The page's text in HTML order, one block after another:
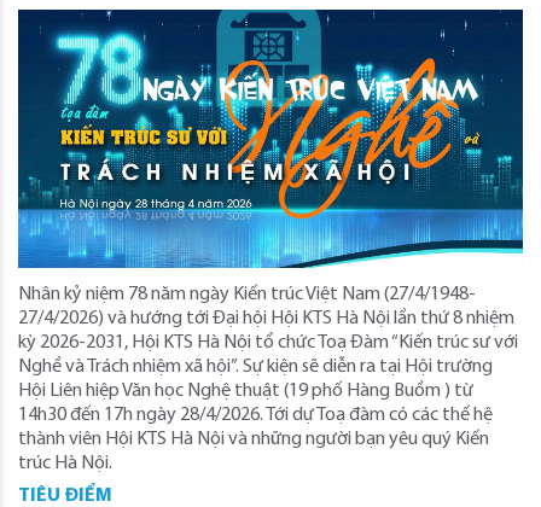
Nhân kỷ niệm 78 năm ngày Kiến trúc Việt Nam (27/4/1948-
27/4/2026) và hướng tới Đại hội Hội KTS Hà Nội lần thứ 8 nhiệm
kỳ 2026-2031, Hội KTS Hà Nội tổ chức Toạ Đàm “Kiến trúc sư với
Nghề và Trách nhiệm xã hội”. Sự kiện sẽ diễn ra tại Hội trường
Hội Liên hiệp Văn học Nghệ thuật (19 phố Hàng Buồm ) từ
14h30 đến 17h ngày 28/4/2026. Tới dự Toạ đàm có các thế hệ
thành viên Hội KTS Hà Nội và những người bạn yêu quý Kiến
trúc Hà Nội.
TIÊU ĐIỂM